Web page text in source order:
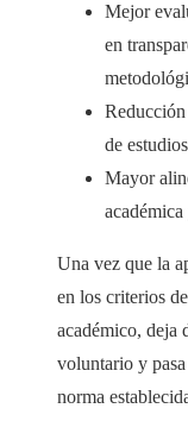
Mejor
en
de
Mayor
académica
Una vez que la
en los criterios
académico, deja
voluntario y
norma